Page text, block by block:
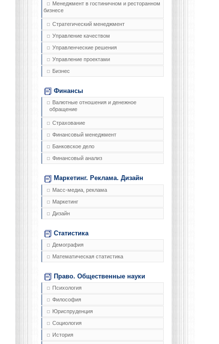
Менеджмент в гостиничном и ресторанном
бизнесе
Стратегический менеджмент
Управление качеством
Управленческие решения
Управление проектами
Бизнес
Финансы
Валютные отношения и денежное
обращение
Страхование
Финансовый менеджмент
Банковское дело
Финансовый анализ
Маркетинг. Реклама. Дизайн
Масс-медиа, реклама
Маркетинг
Дизайн
Статистика
Демография
Математическая статистика
Право. Общественные науки
Психология
Философия
Юриспруденция
Социология
История